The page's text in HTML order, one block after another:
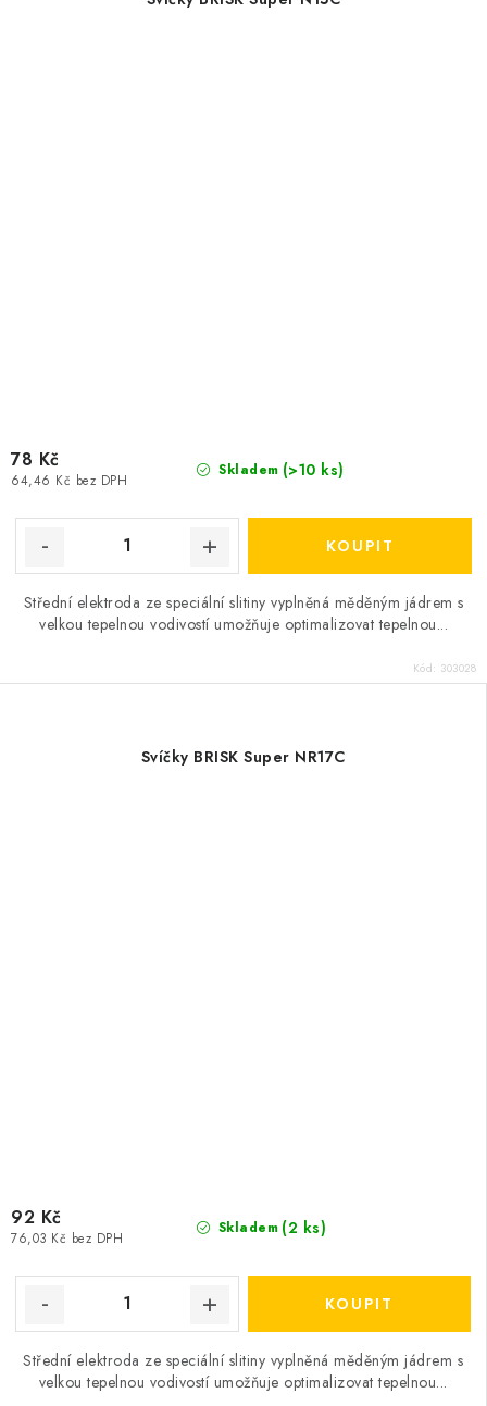
Skladem (>10 ks)
64,46 Kč bez DPH
78 Kč
Střední elektroda ze speciální slitiny vyplněná měděným jádrem s
velkou tepelnou vodivostí umožňuje optimalizovat tepelnou...
Kód: 303028
Svíčky BRISK Super NR17C
Skladem (2 ks)
76,03 Kč bez DPH
92 Kč
Střední elektroda ze speciální slitiny vyplněná měděným jádrem s
velkou tepelnou vodivostí umožňuje optimalizovat tepelnou...